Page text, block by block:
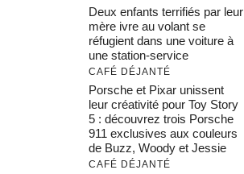
Deux enfants terrifiés par leur
mère ivre au volant se
réfugient dans une voiture à
une station-service
CAFÉ DÉJANTÉ
Porsche et Pixar unissent
leur créativité pour Toy Story
5 : découvrez trois Porsche
911 exclusives aux couleurs
de Buzz, Woody et Jessie
CAFÉ DÉJANTÉ